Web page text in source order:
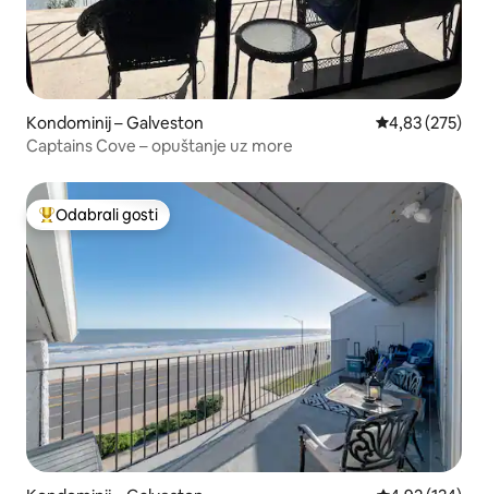
Kondominij – Galveston Prosječna
4,83 (275)
Captains Cove – opuštanje uz more
Među najviše rangiranima s oznakom „Odabrali gosti”
Odabrali gosti